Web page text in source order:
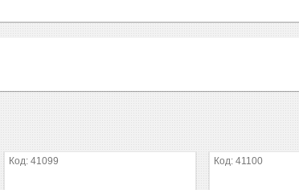
41099 41100